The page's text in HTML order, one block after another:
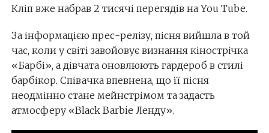
Кліп вже набрав 2 тисячі перегядів на You Tube.
За інформацією прес-релізу, пісня вийшла в той
час, коли у світі завойовує визнання кінострічка
«Барбі», а дівчата оновлюють гардероб в стилі
барбікор. Співачка впевнена, що її пісня
неодмінно стане мейнстрімом та задасть
атмосферу «Black Barbie Ленду».